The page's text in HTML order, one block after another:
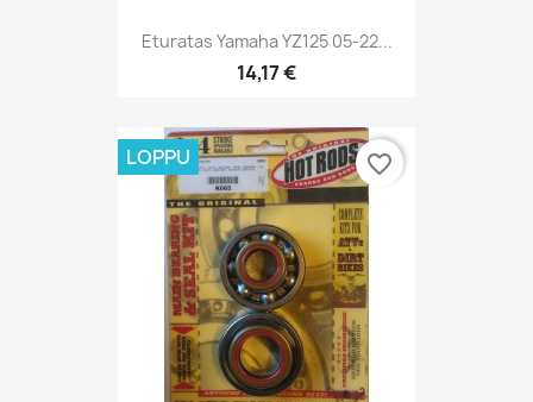
Eturatas Yamaha YZ125 05-22...
14,17 €
LOPPU favorite_border